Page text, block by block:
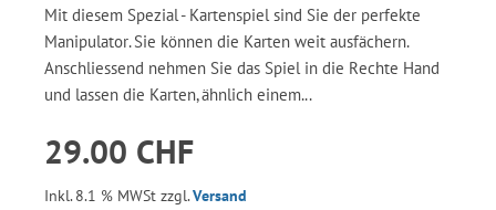
Mit diesem Spezial - Kartenspiel sind Sie der perfekte
Manipulator. Sie können die Karten weit ausfächern.
Anschliessend nehmen Sie das Spiel in die Rechte Hand
und lassen die Karten, ähnlich einem...
29.00 CHF
Inkl. 8.1 % MWSt zzgl.Versand